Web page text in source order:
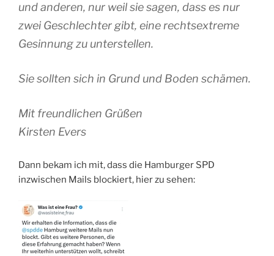
und anderen, nur weil sie sagen, dass es nur
zwei Geschlechter gibt, eine rechtsextreme
Gesinnung zu unterstellen.
Sie sollten sich in Grund und Boden schämen.
Mit freundlichen Grüßen
Kirsten Evers
Dann bekam ich mit, dass die Hamburger SPD
inzwischen Mails blockiert, hier zu sehen: